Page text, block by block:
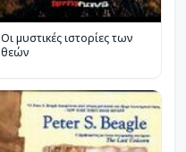
Οι μυστικές ιστορίες των
θεών